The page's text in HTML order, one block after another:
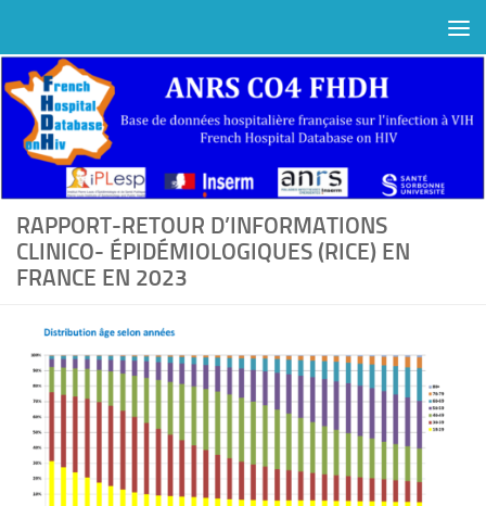
RAPPORT-RETOUR D’INFORMATIONS
CLINICO- ÉPIDÉMIOLOGIQUES (RICE) EN
FRANCE EN 2023